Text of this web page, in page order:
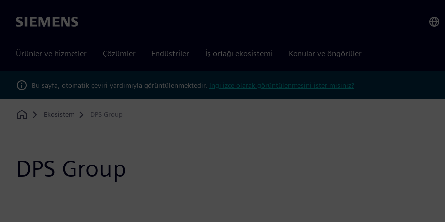
Siemens
Ürünler ve hizmetler Çözümler Endüstriler İş ortağı ekosistemi Konular ve öngörüler
Bu sayfa, otomatik çeviri yardımıyla görüntülenmektedir. İngilizce olarak görüntülenmesini ister misiniz?
Home
Ekosistem DPS Group
DPS Group